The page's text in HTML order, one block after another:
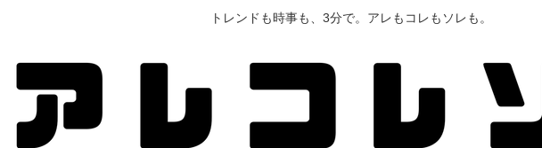
トレンドも時事も、3分で。アレもコレもソレも。